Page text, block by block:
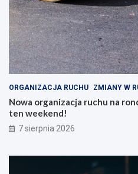
ORGANIZACJA RUCHU ZMIANY W
Nowa organizacja ruchu na
ten weekend!
7 sierpnia 2026